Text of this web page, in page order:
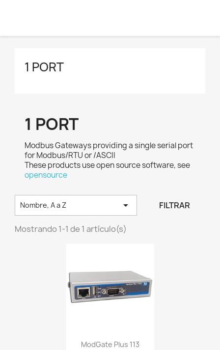
1 PORT
1 PORT
Modbus Gateways providing a single serial port
for Modbus/RTU or /ASCII
These products use open source software, see
opensource
Nombre, A a Z  FILTRAR
Mostrando 1-1 de 1 artículo(s)
Vista rápida
ModGate Plus 113